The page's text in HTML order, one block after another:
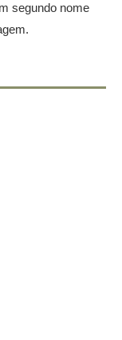
segundo nome